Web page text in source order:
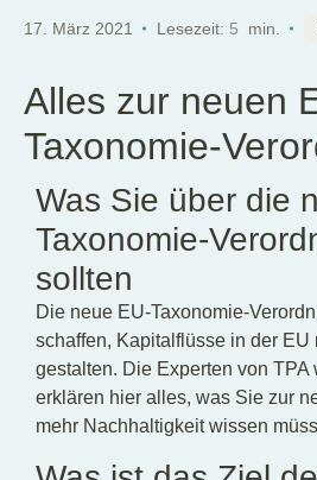
17. März 2021 Lesezeit: 5 min.
Alles zur neuen
Taxonomie-
Was Sie über die
Taxonomie-
sollten
Die neue EU-Taxonomie-
schaffen, Kapitalflüsse in der EU
gestalten. Die Experten von TPA
erklären hier alles, was Sie zur
mehr Nachhaltigkeit wissen